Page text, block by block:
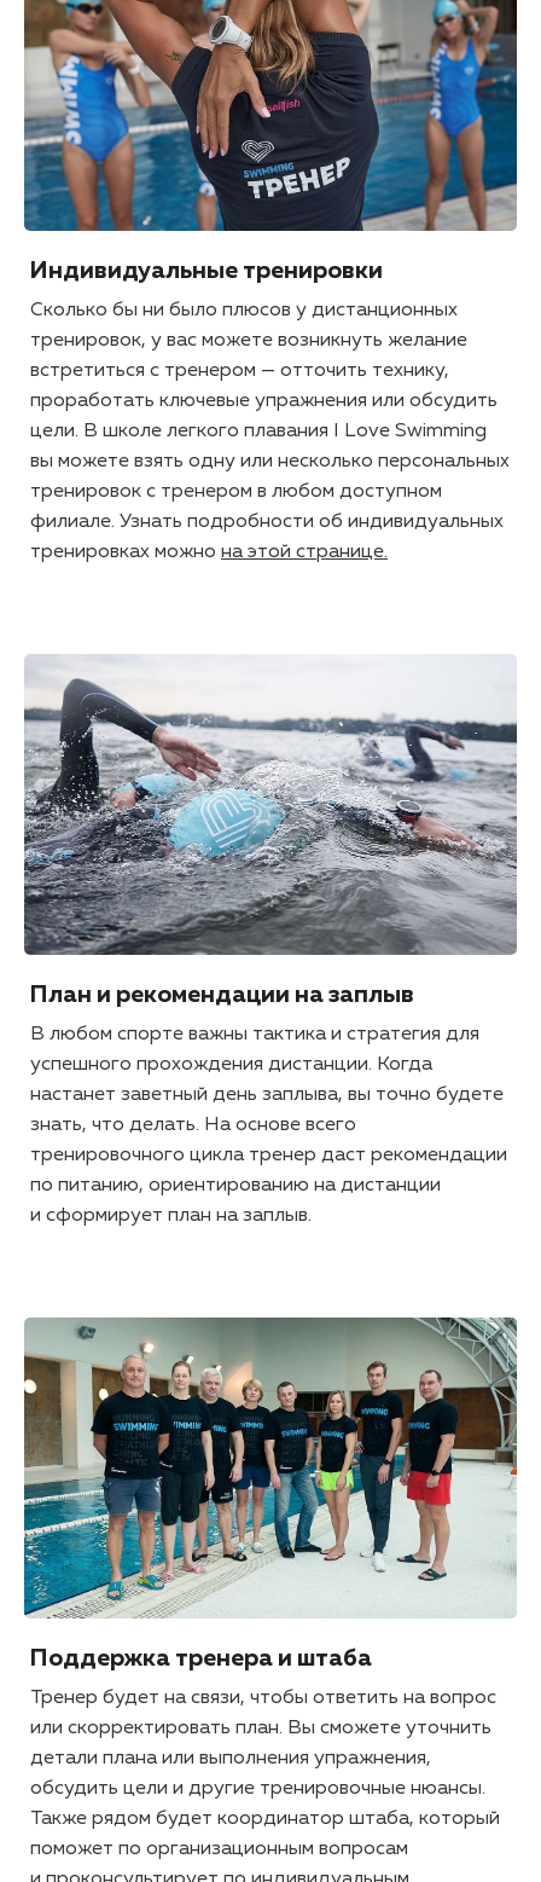
Индивидуальные тренировки
Сколько бы ни было плюсов у дистанционных
тренировок, у вас можете возникнуть желание
встретиться с тренером — отточить технику,
проработать ключевые упражнения или обсудить
цели. В школе легкого плавания I Love Swimming
вы можете взять одну или несколько персональных
тренировок с тренером в любом доступном
филиале. Узнать подробности об индивидуальных
тренировках можно на этой странице.
План и рекомендации на заплыв
В любом спорте важны тактика и стратегия для
успешного прохождения дистанции. Когда
настанет заветный день заплыва, вы точно будете
знать, что делать. На основе всего
тренировочного цикла тренер даст рекомендации
по питанию, ориентированию на дистанции
и сформирует план на заплыв.
Поддержка тренера и штаба
Тренер будет на связи, чтобы ответить на вопрос
или скорректировать план. Вы сможете уточнить
детали плана или выполнения упражнения,
обсудить цели и другие тренировочные нюансы.
Также рядом будет координатор штаба, который
поможет по организационным вопросам